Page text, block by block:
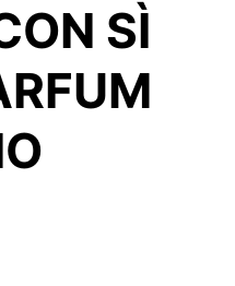
SÌ